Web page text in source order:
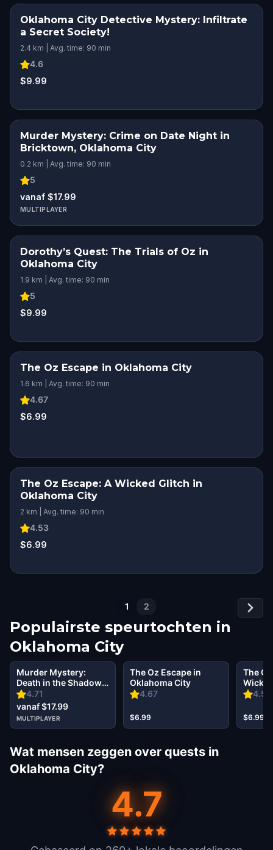
Oklahoma City Detective Mystery: Infiltrate
a Secret Society!
2.4 km | Avg. time: 90 min
4.6
$9.99
Murder Mystery: Crime on Date Night in
Bricktown, Oklahoma City
0.2 km | Avg. time: 90 min
5
vanaf $17.99
MULTIPLAYER
Dorothy’s Quest: The Trials of Oz in
Oklahoma City
1.9 km | Avg. time: 90 min
5
$9.99
The Oz Escape in Oklahoma City
1.6 km | Avg. time: 90 min
4.67
$6.99
The Oz Escape: A Wicked Glitch in
Oklahoma City
2 km | Avg. time: 90 min
4.53
$6.99
1 2
Populairste speurtochten in
Oklahoma City
4.71
Murder Mystery:
Death in the Shadows
in Oklahoma City
vanaf $17.99
MULTIPLAYER
4.67
The Oz Escape in
Oklahoma City
$6.99
4.53
The
$6.99
Wat mensen zeggen over quests in
Oklahoma City?
4.7